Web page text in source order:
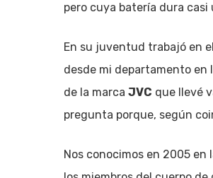
pero cuya batería dura casi
En su juventud trabajó en
desde mi departamento en
de la marca JVC que llevé
pregunta porque, según
Nos conocimos en 2005 en